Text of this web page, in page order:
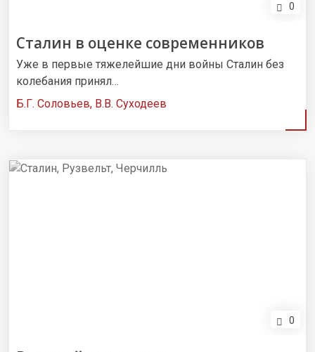
0
Сталин в оценке современников
Уже в первые тяжелейшие дни войны Сталин без
колебания принял…
Б.Г. Соловьев, В.В. Суходеев
0